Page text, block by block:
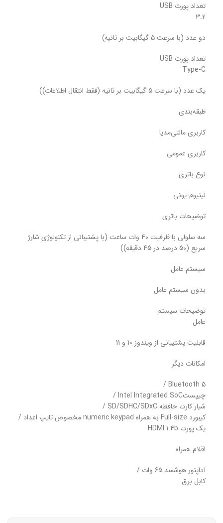
تعداد پورت USB
3.2
دو عدد (با سرعت 5 گیگابیت بر ثانیه)
تعداد پورت USB
Type-C
یک عدد (با سرعت 5 گیگابیت بر ثانیه (فقط انتقال اطلاعات))
طبقه‌بندی
کاربری مالتی‌مدیا
کاربری عمومی
نوع باتری
لیتیوم-یونی
توضیحات باتری
سه سلولی با ظرفیت 40 وات ساعت (با پشتیبانی از تکنولوژی شارژ
سریع (50 درصد در 45 دقیقه))
سیستم عامل
بدون سیستم عامل
توضیحات سیستم
عامل
قابلیت پشتیبانی از ویندوز 10 و 11
امکانات دیگر
Bluetooth 5 /
چیپستIntel Integrated SoC /
شیار کارت حافظه SD/SDHC/SDxC /
کیبورد Full-size به همراه numeric keypad مخصوص تایپ اعداد /
یک پورت HDMI 1.4b
اقلام همراه
آداپتور هوشمند 65 وات /
کابل برق